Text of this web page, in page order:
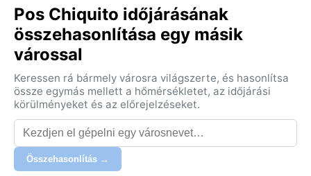
éttermek sorakoznak.
Aruba éghajlata a Köppen-rendszer szerint BWh, azaz
forró sivatagi klíma. A hőmérséklet egész évben alig
csapadék rendkívül csekély, évente átlagosan 400
milliméter, ami főként október és január között hullik,
gyors záporok formájában. A páratartalom magas, de
az állandó passzátszelek kellemesen enyhítik a
hőséget. Csomagoláshoz könnyű pamutruházat,
széles karimájú kalap, erős naptej és egy vékony
Pos Chiquito időjárásának
összehasonlítása egy másik
várossal
Keressen rá bármely városra világszerte, és hasonlítsa
össze egymás mellett a hőmérsékletet, az időjárási
körülményeket és az előrejelzéseket.
Összehasonlítás →